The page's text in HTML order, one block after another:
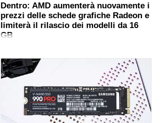
Dentro: AMD aumenterà nuovamente i
prezzi delle schede grafiche Radeon e
limiterà il rilascio dei modelli da 16
GB